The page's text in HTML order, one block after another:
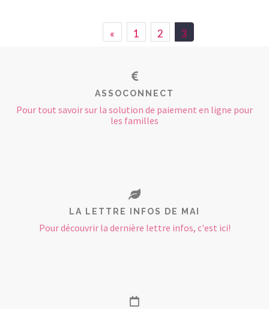
« 1 2 3
ASSOCONNECT
Pour tout savoir sur la solution de paiement en ligne pour
les familles
LA LETTRE INFOS DE MAI
Pour découvrir la dernière lettre infos, c'est ici!